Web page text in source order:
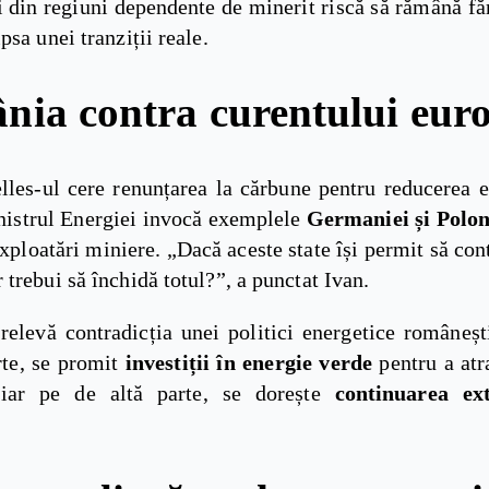
regiuni dependente de minerit riscă să rămână
unei tranziții reale.
contra curentului
ul cere renunțarea la cărbune pentru reducerea
Energiei invocă exemplele Germaniei și
miniere. „Dacă aceste state își permit să
trebui să închidă totul?”, a punctat Ivan.
contradicția unei politici energetice
se promit investiții în energie verdepentru a
iar pe de altă parte, se dorește continuarea